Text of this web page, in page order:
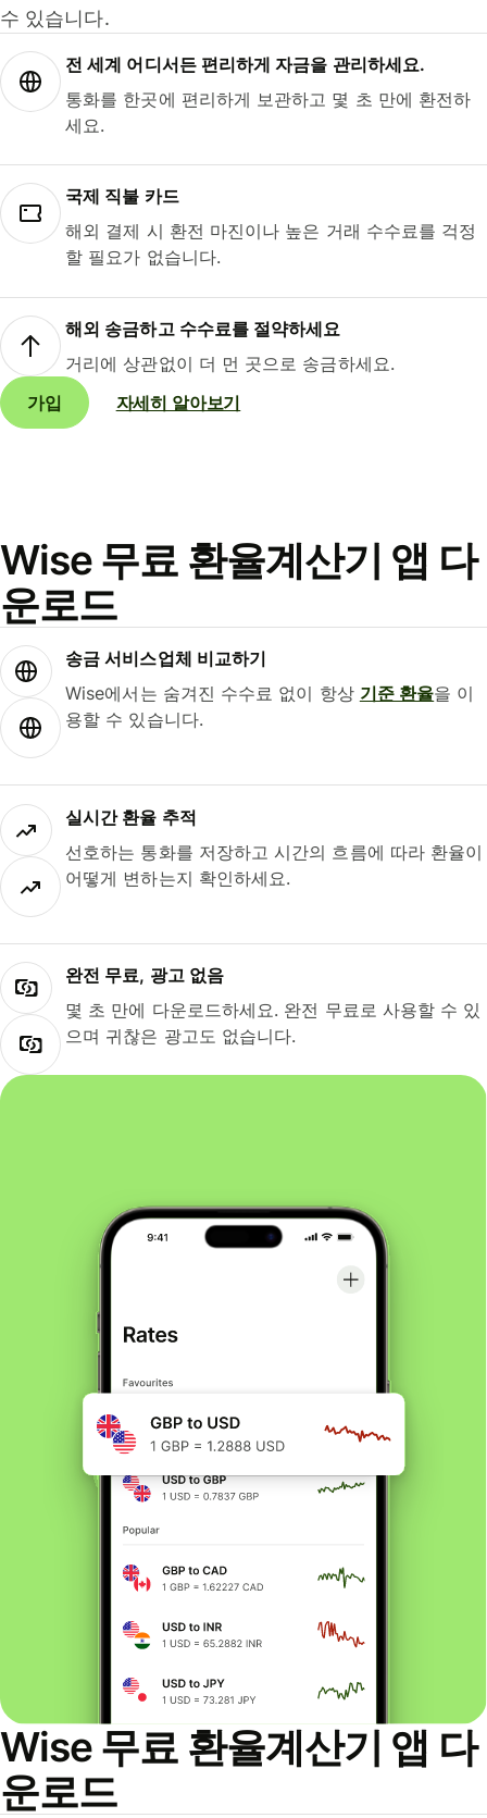
수 있습니다.
전 세계 어디서든 편리하게 자금을 관리하세요.
통화를 한곳에 편리하게 보관하고 몇 초 만에 환전하
세요.
국제 직불 카드
해외 결제 시 환전 마진이나 높은 거래 수수료를 걱정
할 필요가 없습니다.
해외 송금하고 수수료를 절약하세요
거리에 상관없이 더 먼 곳으로 송금하세요.
가입
자세히 알아보기
Wise 무료 환율계산기 앱 다
운로드
송금 서비스업체 비교하기
Wise에서는 숨겨진 수수료 없이 항상 기준 환율을 이
용할 수 있습니다.
실시간 환율 추적
선호하는 통화를 저장하고 시간의 흐름에 따라 환율이
어떻게 변하는지 확인하세요.
완전 무료, 광고 없음
몇 초 만에 다운로드하세요. 완전 무료로 사용할 수 있
으며 귀찮은 광고도 없습니다.
Wise 무료 환율계산기 앱 다
운로드